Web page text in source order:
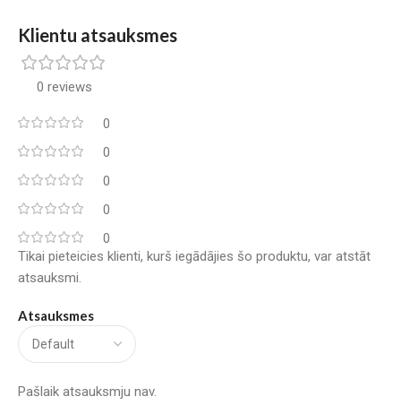
Klientu atsauksmes
0 reviews
0
0
0
0
0
Atsauksmes
Pašlaik atsauksmju nav.
Tikai pieteicies klienti, kurš iegādājies šo produktu, var atstāt
atsauksmi.